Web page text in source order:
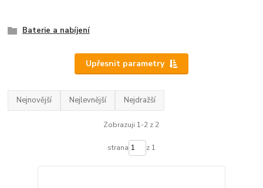
Baterie a nabíjení
Upřesnit parametry
Nejnovější Nejlevnější Nejdražší
Zobrazuji 1-2 z 2
strana z 1